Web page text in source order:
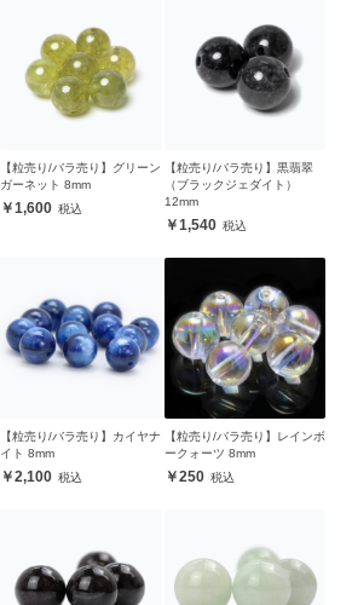
【粒売り/バラ売り】グリーン
ガーネット 8mm
1,600
【粒売り/バラ売り】黒翡翠
（ブラックジェダイト）
12mm
1,540
【粒売り/バラ売り】カイヤナ
イト 8mm
2,100
【粒売り/バラ売り】レインボ
ークォーツ 8mm
250